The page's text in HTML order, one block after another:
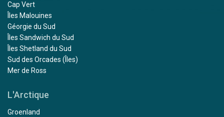
Cap Vert
Îles Malouines
Géorgie du Sud
Îles Sandwich du Sud
Îles Shetland du Sud
Sud des Orcades (Îles)
Mer de Ross
L'Arctique
Groenland